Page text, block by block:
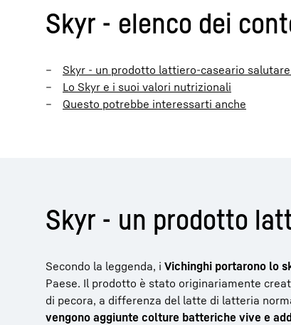
Skyr - elenco dei
Skyr - un prodotto lattiero-caseario
Lo Skyr e i suoi valori nutrizionali
Questo potrebbe interessarti anche
Skyr - un prodotto
Secondo la leggenda, i Vichinghi portarono lo
Paese. Il prodotto è stato originariamente
di pecora, a differenza del latte di latteria
vengono aggiunte colture batteriche vive e